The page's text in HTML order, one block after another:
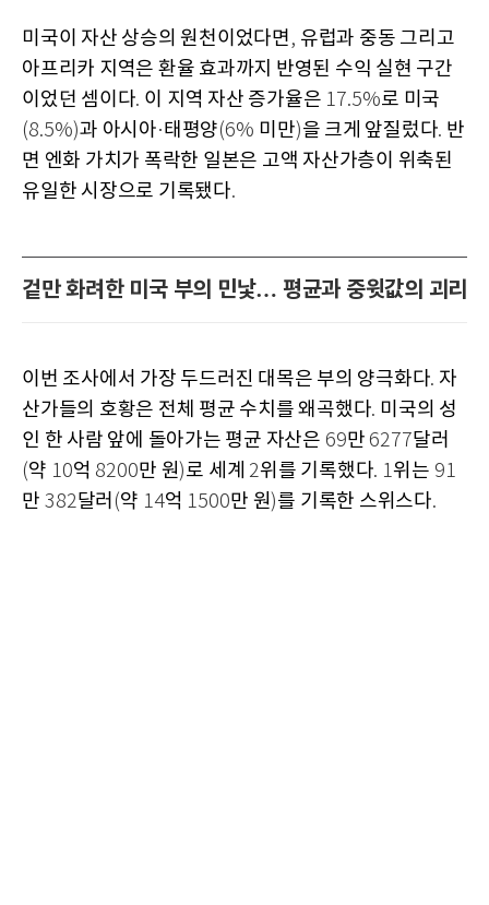
미국이 자산 상승의 원천이었다면, 유럽과 중동 그리고
아프리카 지역은 환율 효과까지 반영된 수익 실현 구간
이었던 셈이다. 이 지역 자산 증가율은 17.5%로 미국
(8.5%)과 아시아·태평양(6% 미만)을 크게 앞질렀다. 반
면 엔화 가치가 폭락한 일본은 고액 자산가층이 위축된
유일한 시장으로 기록됐다.
겉만 화려한 미국 부의 민낯… 평균과 중윗값의 괴리
이번 조사에서 가장 두드러진 대목은 부의 양극화다. 자
산가들의 호황은 전체 평균 수치를 왜곡했다. 미국의 성
인 한 사람 앞에 돌아가는 평균 자산은 69만 6277달러
(약 10억 8200만 원)로 세계 2위를 기록했다. 1위는 91
만 382달러 (약 14억 1500만 원)를 기록한 스위스다.